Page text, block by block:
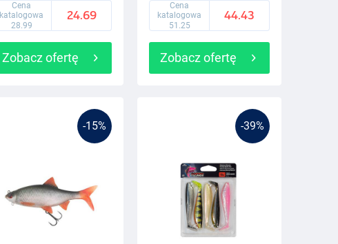
Cena
katalogowa
28.99
24.69
Zobacz ofertę
Cena
katalogowa
51.25
44.43
Zobacz ofertę
-15% -39%